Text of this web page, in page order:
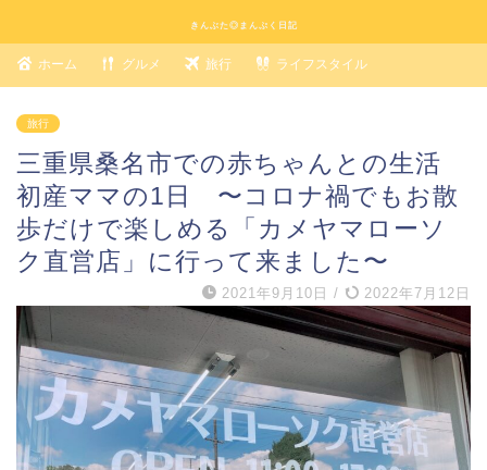
きんぶた◎まんぷく日記
ホーム グルメ 旅行 ライフスタイル
旅行
三重県桑名市での赤ちゃんとの生活
初産ママの1日 〜コロナ禍でもお散
歩だけで楽しめる「カメヤマローソ
ク直営店」に行って来ました〜
2021年9月10日 / 2022年7月12日